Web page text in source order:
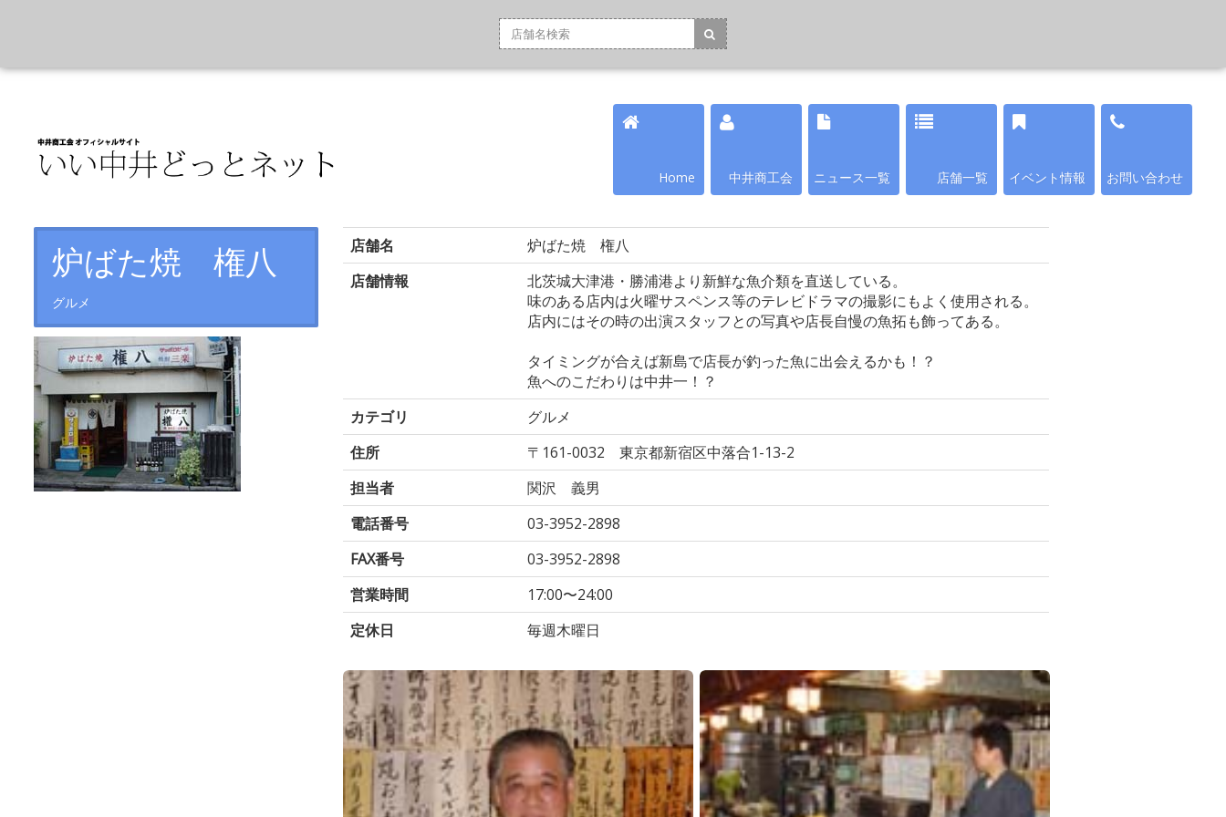
Home 中井商工会 ニュース一覧 店舗一覧 イベント情報 お問い合わせ
炉ばた焼 権八
グルメ
店舗名
炉ばた焼 権八
店舗情報
北茨城大津港・勝浦港より新鮮な魚介類を直送している。
味のある店内は火曜サスペンス等のテレビドラマの撮影にもよく使用される。
店内にはその時の出演スタッフとの写真や店長自慢の魚拓も飾ってある。
タイミングが合えば新島で店長が釣った魚に出会えるかも！？
魚へのこだわりは中井一！？
カテゴリ
グルメ
住所
〒161-0032 東京都新宿区中落合1-13-2
担当者
関沢 義男
電話番号
03-3952-2898
FAX番号
03-3952-2898
営業時間
17:00〜24:00
定休日
毎週木曜日